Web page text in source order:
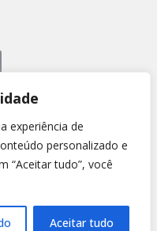
experiência de
personalizado e
“Aceitar tudo”, você
Aceitar tudo
Link
lança
de Natal